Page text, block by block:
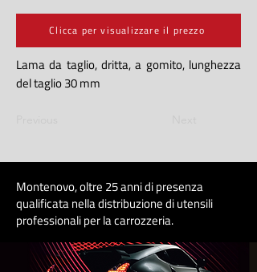
Clicca per visualizzare il prezzo
Lama da taglio, dritta, a gomito, lunghezza
del taglio 30 mm
Montenovo, oltre 25 anni di presenza
qualificata nella distribuzione di utensili
professionali per la carrozzeria.